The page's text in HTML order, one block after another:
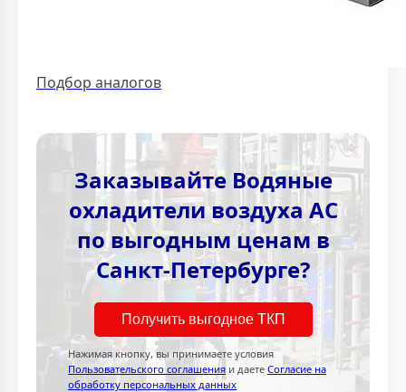
Подбор аналогов
Заказывайте Водяные
охладители воздуха AC
по выгодным ценам в
Санкт-Петербурге?
Получить выгодное ТКП
Нажимая кнопку, вы принимаете условия
Пользовательского соглашения и даете Согласие на
обработку персональных данных